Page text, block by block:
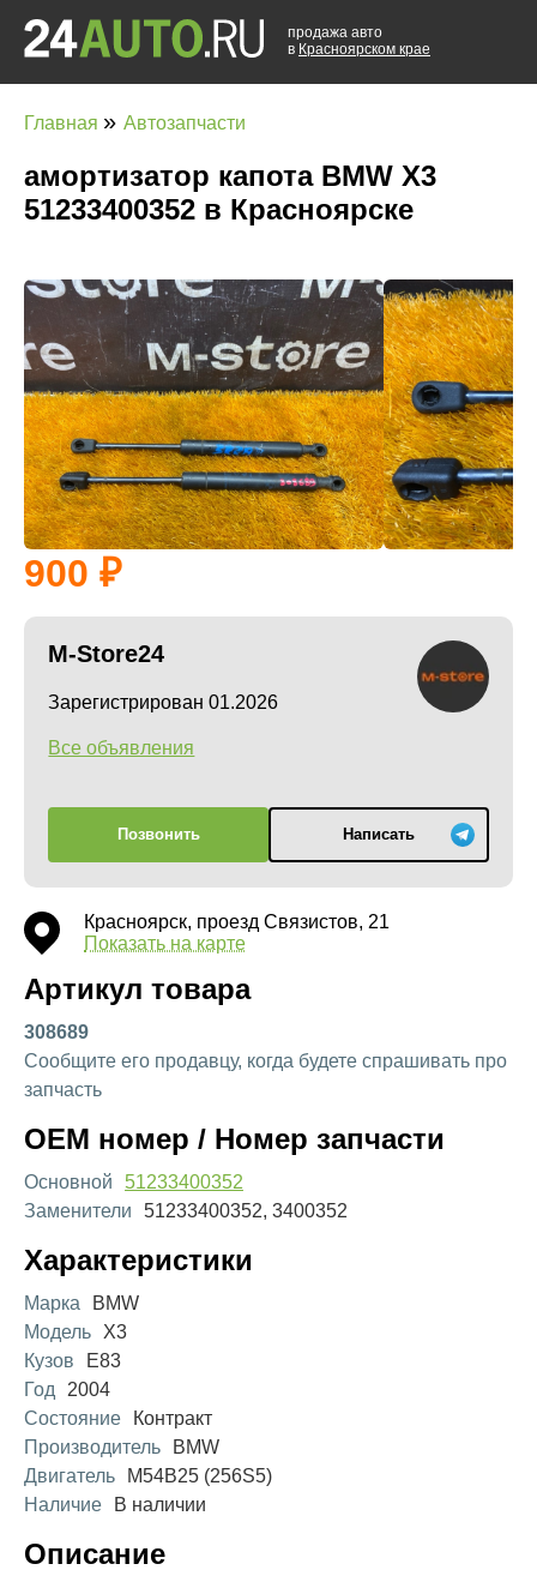
продажа авто
в Красноярском крае
Главная » Автозапчасти
амортизатор капота BMW X3
51233400352 в Красноярске
900
M-Store24
Зарегистрирован 01.2026
Все объявления
Позвонить Написать
Красноярск, проезд Связистов, 21
Показать на карте
Артикул товара
308689
Сообщите его продавцу, когда будете спрашивать про
запчасть
OEM номер / Номер запчасти
Основной
51233400352
Заменители
51233400352, 3400352
Характеристики
Марка
BMW
Модель
X3
Кузов
E83
Год
2004
Состояние
Контракт
Производитель
BMW
Двигатель
M54B25 (256S5)
Наличие
В наличии
Описание